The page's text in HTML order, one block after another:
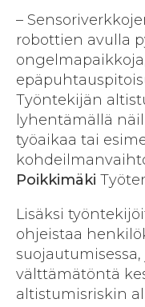
–
robottien avulla
Työntekijän
lyhentämällä
työaikaa tai
Poikkimäki
Lisäksi
ohjeistaa
välttämätöntä
altistumisriskin